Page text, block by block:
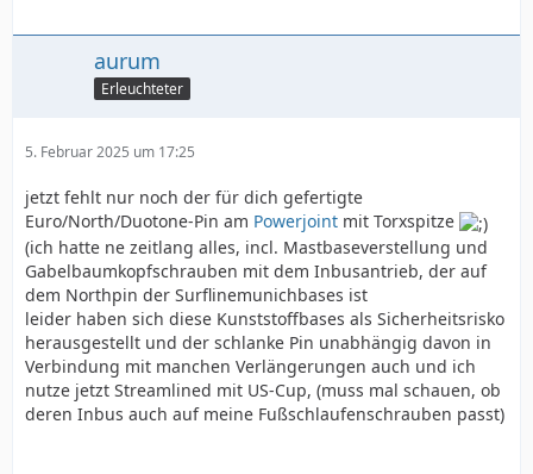
aurum
Erleuchteter
5. Februar 2025 um 17:25
jetzt fehlt nur noch der für dich gefertigte
Euro/North/Duotone-Pin am Powerjoint mit Torxspitze
(ich hatte ne zeitlang alles, incl. Mastbaseverstellung und
Gabelbaumkopfschrauben mit dem Inbusantrieb, der auf
dem Northpin der Surflinemunichbases ist
leider haben sich diese Kunststoffbases als Sicherheitsrisko
herausgestellt und der schlanke Pin unabhängig davon in
Verbindung mit manchen Verlängerungen auch und ich
nutze jetzt Streamlined mit US-Cup, (muss mal schauen, ob
deren Inbus auch auf meine Fußschlaufenschrauben passt)